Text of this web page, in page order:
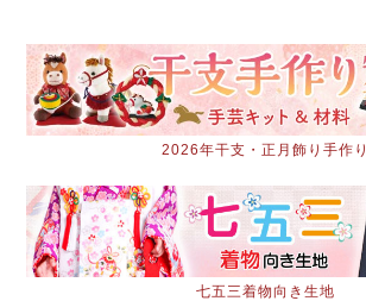
2026年干支・正月飾り手作り
七五三着物向き生地